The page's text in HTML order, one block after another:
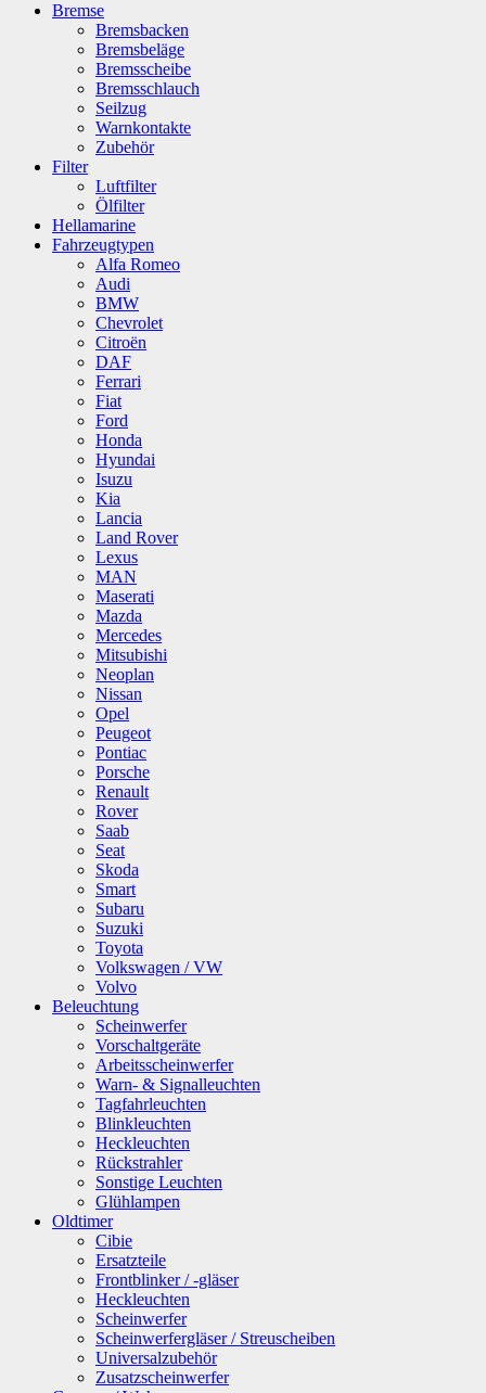
Bremse
Bremsbacken
Bremsbeläge
Bremsscheibe
Bremsschlauch
Seilzug
Warnkontakte
Zubehör
Filter
Luftfilter
Ölfilter
Hellamarine
Fahrzeugtypen
Alfa Romeo
Audi
BMW
Chevrolet
Citroën
DAF
Ferrari
Fiat
Ford
Honda
Hyundai
Isuzu
Kia
Lancia
Land Rover
Lexus
MAN
Maserati
Mazda
Mercedes
Mitsubishi
Neoplan
Nissan
Opel
Peugeot
Pontiac
Porsche
Renault
Rover
Saab
Seat
Skoda
Smart
Subaru
Suzuki
Toyota
Volkswagen / VW
Volvo
Beleuchtung
Scheinwerfer
Vorschaltgeräte
Arbeitsscheinwerfer
Warn- & Signalleuchten
Tagfahrleuchten
Blinkleuchten
Heckleuchten
Rückstrahler
Sonstige Leuchten
Glühlampen
Oldtimer
Cibie
Ersatzteile
Frontblinker / -gläser
Heckleuchten
Scheinwerfer
Scheinwerfergläser / Streuscheiben
Universalzubehör
Zusatzscheinwerfer